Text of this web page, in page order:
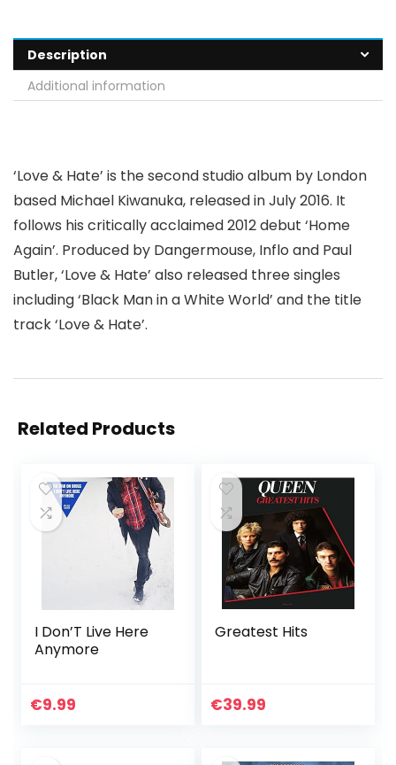
Description
Additional information
‘Love & Hate’ is the second studio album by London
based Michael Kiwanuka, released in July 2016. It
follows his critically acclaimed 2012 debut ‘Home
Again’. Produced by Dangermouse, Inflo and Paul
Butler, ‘Love & Hate’ also released three singles
including ‘Black Man in a White World’ and the title
track ‘Love & Hate’.
Related Products
I Don’T Live Here
Anymore
€9.99
Greatest Hits
€39.99